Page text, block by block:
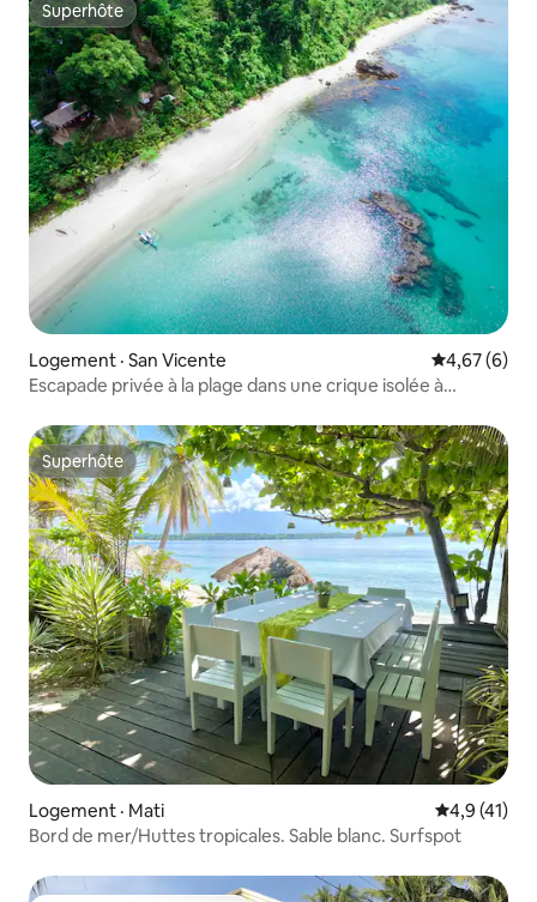
Superhôte
Superhôte
Logement · San Vicente Note
4,67 (6)
Escapade privée à la plage dans une crique isolée à
Superhôte
Superhôte
Logement · Mati Note
4,9 (41)
Bord de mer/Huttes tropicales. Sable blanc. Surfspot